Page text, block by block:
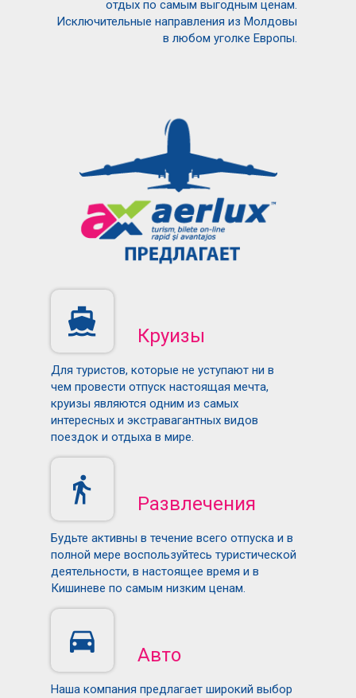
отдых по самым выгодным ценам.
Исключительные направления из Молдовы
в любом уголке Европы.
Круизы
Для туристов, которые не уступают ни в
чем провести отпуск настоящая мечта,
круизы являются одним из самых
интересных и экстравагантных видов
поездок и отдыха в мире.
Развлечения
Будьте активны в течение всего отпуска и в
полной мере воспользуйтесь туристической
деятельности, в настоящее время и в
Кишиневе по самым низким ценам.
Авто
Наша компания предлагает широкий выбор